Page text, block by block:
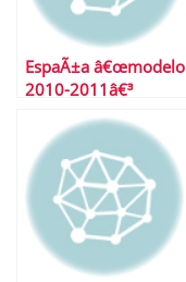
EspaÃ±a â€œmodelo
2010-2011â€³